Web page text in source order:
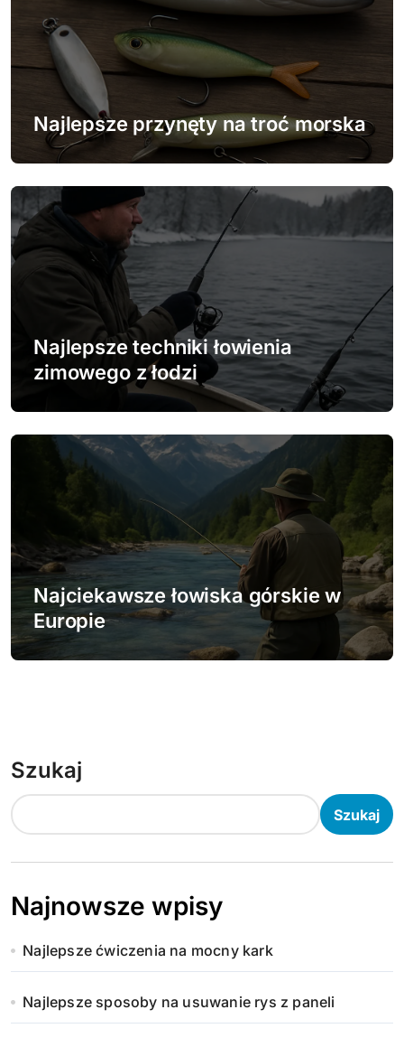
a
i
s
u
Najlepsze przynęty na troć morska
Najlepsze techniki łowienia
zimowego z łodzi
Najciekawsze łowiska górskie w
Europie
Szukaj
Szukaj
Najnowsze wpisy
Najlepsze ćwiczenia na mocny kark
Najlepsze sposoby na usuwanie rys z paneli